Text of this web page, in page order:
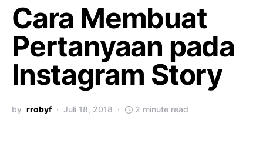
Cara Membuat
Pertanyaan pada
Instagram Story
by rrobyf Juli 18, 2018 2 minute read